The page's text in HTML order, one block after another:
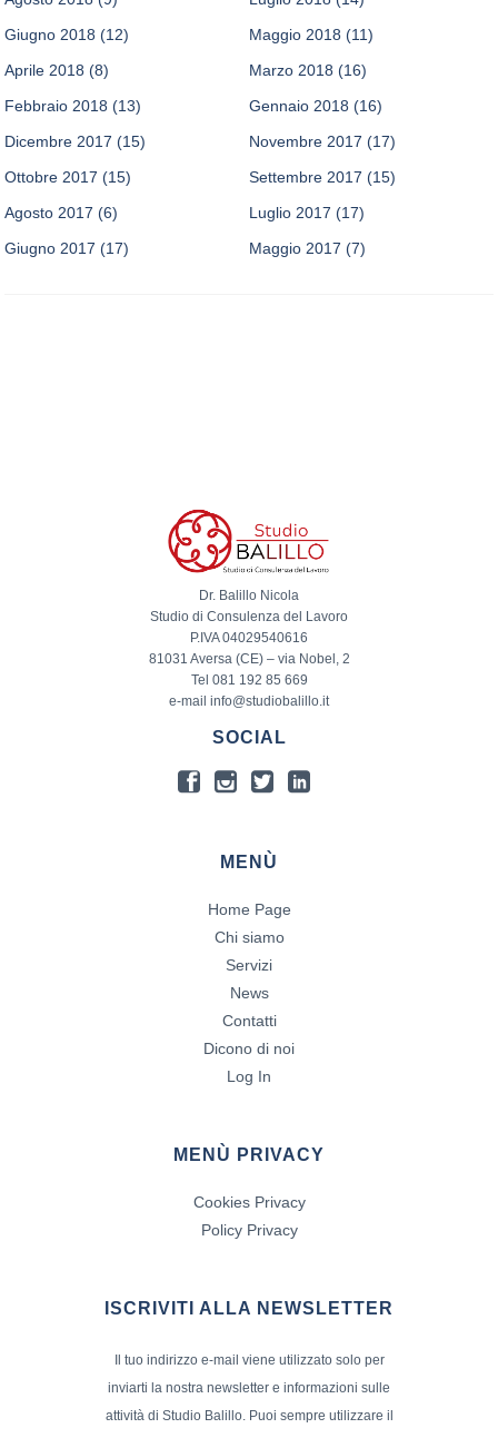
Giugno 2018 (12) Maggio 2018 (11)
Aprile 2018 (8) Marzo 2018 (16)
Febbraio 2018 (13) Gennaio 2018 (16)
Dicembre 2017 (15) Novembre 2017 (17)
Ottobre 2017 (15) Settembre 2017 (15)
Agosto 2017 (6) Luglio 2017 (17)
Giugno 2017 (17) Maggio 2017 (7)
Dr. Balillo Nicola
Studio di Consulenza del Lavoro
P.IVA 04029540616
81031 Aversa (CE) – via Nobel, 2
Tel 081 192 85 669
e-mail info@studiobalillo.it
SOCIAL
MENÙ
Home Page
Chi siamo
Servizi
News
Contatti
Dicono di noi
Log In
MENÙ PRIVACY
Cookies Privacy
Policy Privacy
ISCRIVITI ALLA NEWSLETTER
Il tuo indirizzo e-mail viene utilizzato solo per
inviarti la nostra newsletter e informazioni sulle
attività di Studio Balillo. Puoi sempre utilizzare il